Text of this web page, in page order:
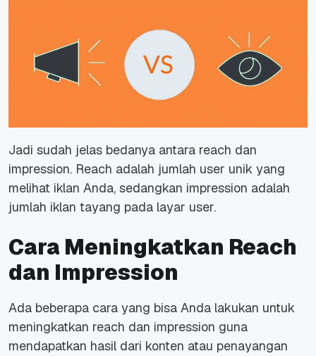
Jadi sudah jelas bedanya antara reach dan
impression. Reach adalah jumlah user unik yang
melihat iklan Anda, sedangkan impression adalah
jumlah iklan tayang pada layar user.
Cara Meningkatkan Reach
dan Impression
Ada beberapa cara yang bisa Anda lakukan untuk
meningkatkan reach dan impression guna
mendapatkan hasil dari konten atau penayangan